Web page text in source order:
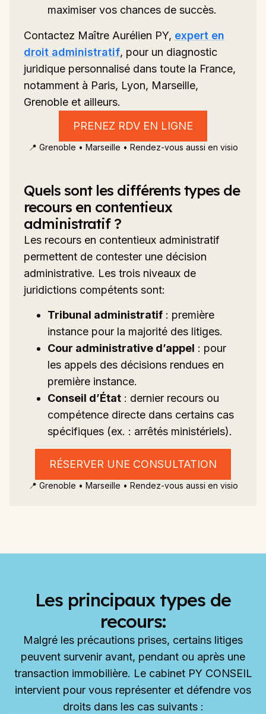
maximiser vos chances de succès.
Contactez Maître Aurélien PY, expert en
droit administratif, pour un diagnostic
juridique personnalisé dans toute la France,
notamment à Paris, Lyon, Marseille,
Grenoble et ailleurs.
PRENEZ RDV EN LIGNE
📍 Grenoble • Marseille • Rendez-vous aussi en visio
Quels sont les différents types de
recours en contentieux
administratif ?
Les recours en contentieux administratif
permettent de contester une décision
administrative. Les trois niveaux de
juridictions compétents sont:
Tribunal administratif : première
instance pour la majorité des litiges.
Cour administrative d’appel : pour
les appels des décisions rendues en
première instance.
Conseil d’État : dernier recours ou
compétence directe dans certains cas
spécifiques (ex. : arrêtés ministériels).
RÉSERVER UNE CONSULTATION
📍 Grenoble • Marseille • Rendez-vous aussi en visio
Les principaux types de
recours:
Malgré les précautions prises, certains litiges
peuvent survenir avant, pendant ou après une
transaction immobilière. Le cabinet PY CONSEIL
intervient pour vous représenter et défendre vos
droits dans les cas suivants :